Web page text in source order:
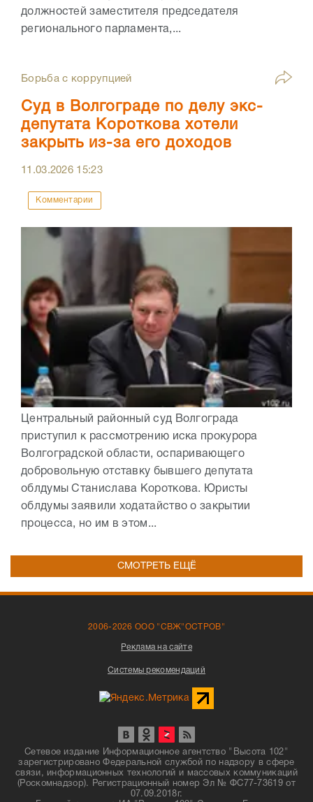
должностей заместителя председателя
регионального парламента,...
Борьба с коррупцией
Суд в Волгограде по делу экс-
депутата Короткова хотели
закрыть из-за его доходов
11.03.2026 15:23
Комментарии
Центральный районный суд Волгограда
приступил к рассмотрению иска прокурора
Волгоградской области, оспаривающего
добровольную отставку бывшего депутата
облдумы Станислава Короткова. Юристы
облдумы заявили ходатайство о закрытии
процесса, но им в этом...
СМОТРЕТЬ ЕЩЁ
2006-2026 ООО "СВЖ"ОСТРОВ"
Реклама на сайте
Системы рекомендаций
Сетевое издание Информационное агентство "Высота 102"
зарегистрировано Федеральной службой по надзору в сфере
связи, информационных технологий и массовых коммуникаций
(Роскомнадзор). Регистрационный номер Эл № ФС77-73619 от
07.09.2018г.